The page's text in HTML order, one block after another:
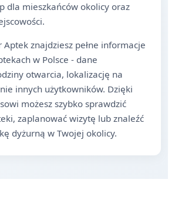
dla mieszkańców okolicy oraz
Aptek znajdziesz pełne informacje
w Polsce - dane
otwarcia, lokalizację na
innych użytkowników. Dzięki
możesz szybko sprawdzić
zaplanować wizytę lub znaleźć
dyżurną w Twojej okolicy.